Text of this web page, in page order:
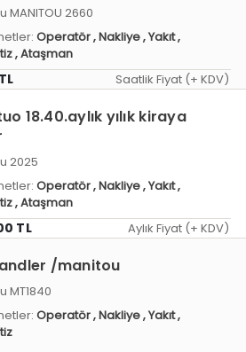
MANITOU 2660
Operatör, Nakliye, Yakıt,
, Ataşman
Saatlik Fiyat (+ KDV)
18.40.aylık yılık kiraya
2025
Operatör, Nakliye, Yakıt,
, Ataşman
TL Aylık Fiyat (+ KDV)
/manitou
MT1840
Operatör, Nakliye, Yakıt,